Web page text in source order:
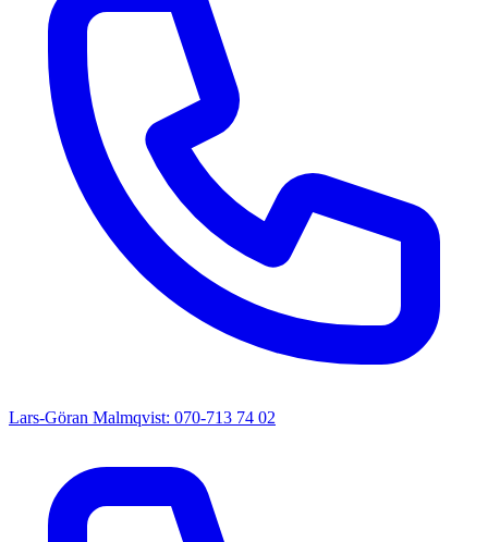
Lars-Göran Malmqvist: 070-713 74 02